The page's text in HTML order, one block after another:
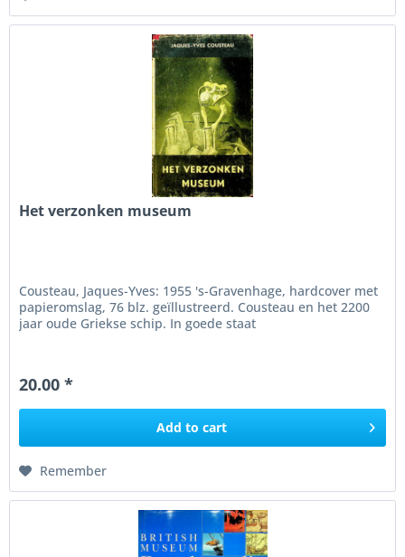
Het verzonken museum
Cousteau, Jaques-Yves: 1955 's-Gravenhage, hardcover met
papieromslag, 76 blz. geïllustreerd. Cousteau en het 2200
jaar oude Griekse schip. In goede staat
20.00 *
Add to cart
Remember